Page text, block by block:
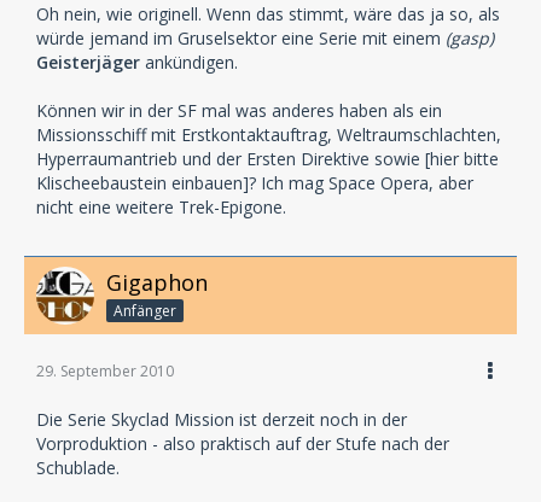
Oh nein, wie originell. Wenn das stimmt, wäre das ja so, als
würde jemand im Gruselsektor eine Serie mit einem (gasp)
Geisterjäger ankündigen.
Können wir in der SF mal was anderes haben als ein
Missionsschiff mit Erstkontaktauftrag, Weltraumschlachten,
Hyperraumantrieb und der Ersten Direktive sowie [hier bitte
Klischeebaustein einbauen]? Ich mag Space Opera, aber
nicht eine weitere Trek-Epigone.
Gigaphon
Anfänger
29. September 2010
Die Serie Skyclad Mission ist derzeit noch in der
Vorproduktion - also praktisch auf der Stufe nach der
Schublade.